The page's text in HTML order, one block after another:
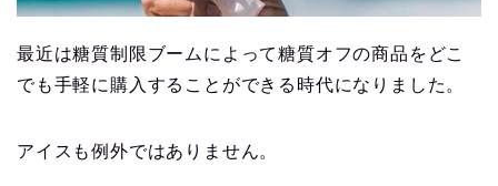
最近は糖質制限ブームによって糖質オフの商品をどこ
でも手軽に購入することができる時代になりました。
アイスも例外ではありません。